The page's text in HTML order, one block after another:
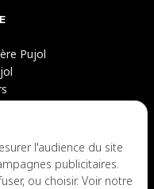
Pujol
nous l'audience du site
publicitaires.
ou choisir. Voir notre